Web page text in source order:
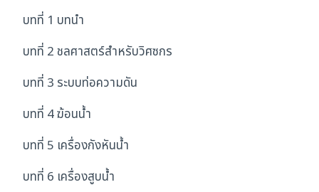
บทที่ 1 บทนำ
บทที่ 2 ชลศาสตร์สำหรับวิศซกร
บทที่ 3 ระบบท่อความดัน
บทที่ 4 ฆ้อนน้ำ
บทที่ 5 เครื่องกังหันน้ำ
บทที่ 6 เครื่องสูบน้ำ